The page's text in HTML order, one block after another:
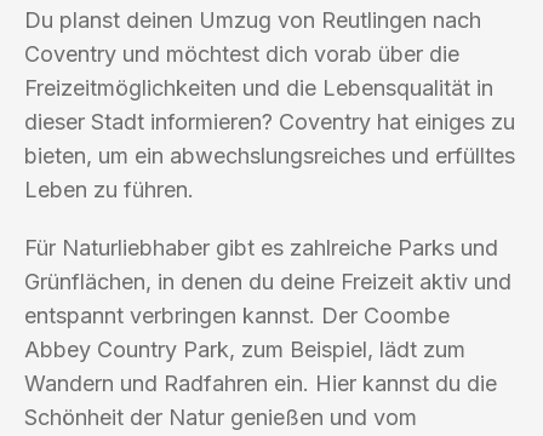
Du planst deinen Umzug von Reutlingen nach
Coventry und möchtest dich vorab über die
Freizeitmöglichkeiten und die Lebensqualität in
dieser Stadt informieren? Coventry hat einiges zu
bieten, um ein abwechslungsreiches und erfülltes
Leben zu führen.
Für Naturliebhaber gibt es zahlreiche Parks und
Grünflächen, in denen du deine Freizeit aktiv und
entspannt verbringen kannst. Der Coombe
Abbey Country Park, zum Beispiel, lädt zum
Wandern und Radfahren ein. Hier kannst du die
Schönheit der Natur genießen und vom